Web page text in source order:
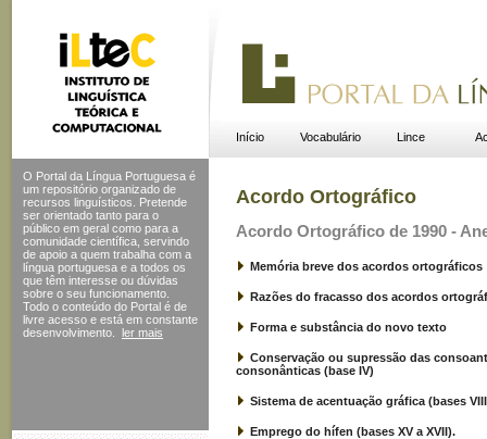
Início Vocabulário Lince
O Portal da Língua Portuguesa é
um repositório organizado de
recursos linguísticos. Pretende
ser orientado tanto para o
público em geral como para a
comunidade científica, servindo
de apoio a quem trabalha com a
língua portuguesa e a todos os
que têm interesse ou dúvidas
sobre o seu funcionamento.
Todo o conteúdo do Portal é de
livre acesso e está em constante
desenvolvimento.
ler mais
Acordo Ortográfico
Acordo Ortográfico de 1990 -
Memória breve dos acordos ortográficos
Razões do fracasso dos acordos
Forma e substância do novo texto
Conservação ou supressão das
consonânticas (base IV)
Sistema de acentuação gráfica (bases
Emprego do hífen (bases XV a XVII).